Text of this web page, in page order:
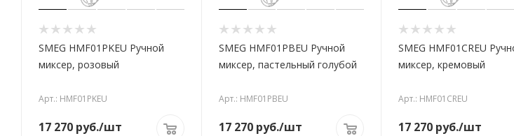
SMEG HMF01PKEU Ручной
миксер, розовый
Арт.: HMF01PKEU
17 270 руб./шт
SMEG HMF01PBEU Ручной
миксер, пастельный голубой
Арт.: HMF01PBEU
17 270руб./шт
SMEG HMF01CREU
миксер, кремовый
Арт.: HMF01CREU
17 270 руб./шт